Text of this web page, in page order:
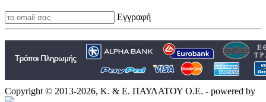
Εγγραφή
Copyright © 2013-2026, Κ. & Ε. ΠΑΥΛΑΤΟΥ Ο.Ε. - powered by